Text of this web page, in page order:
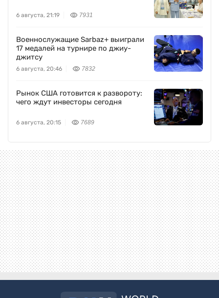
6 августа, 21:19 7931
Военнослужащие Sarbaz+ выиграли
17 медалей на турнире по джиу-
джитсу
6 августа, 20:46 7832
Рынок США готовится к развороту:
чего ждут инвесторы сегодня
6 августа, 20:15 7689